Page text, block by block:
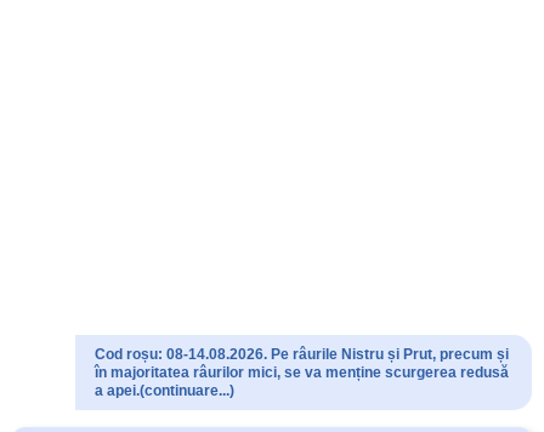
Cod roșu: 08-14.08.2026. Pe râurile Nistru și Prut, precum și
în majoritatea râurilor mici, se va menține scurgerea redusă
a apei.(continuare...)